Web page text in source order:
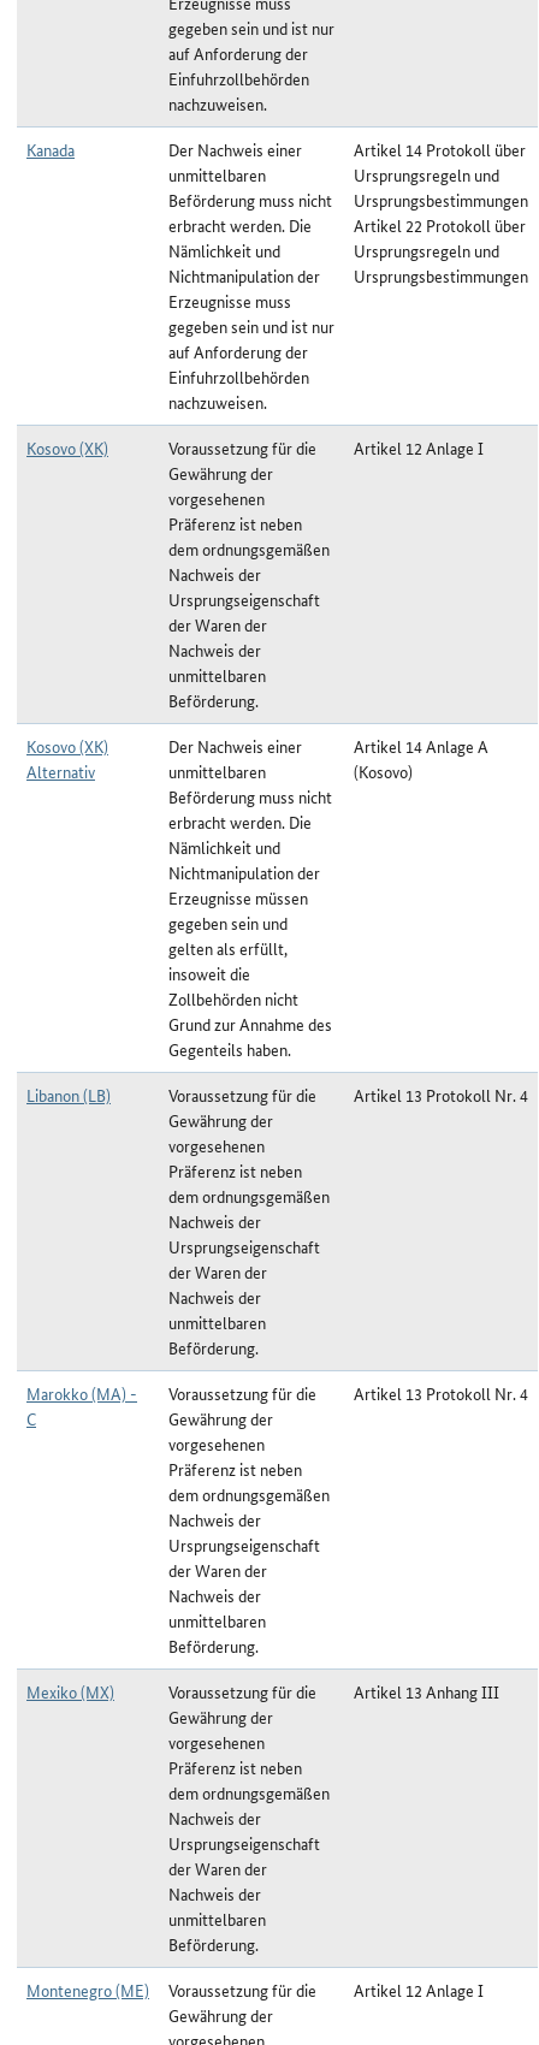
gegeben sein und ist nur
auf Anforderung der
Einfuhrzollbehörden
nachzuweisen.
Kanada
Der Nachweis einer
unmittelbaren
Beförderung muss nicht
erbracht werden. Die
Nämlichkeit und
Nichtmanipulation der
Erzeugnisse muss
gegeben sein und ist nur
auf Anforderung der
Einfuhrzollbehörden
nachzuweisen.
Artikel 14 Protokoll über
Ursprungsregeln und
Ursprungsbestimmungen
Artikel 22 Protokoll über
Ursprungsregeln und
Ursprungsbestimmungen
Kosovo (XK)
Voraussetzung für die
Gewährung der
vorgesehenen
Präferenz ist neben
dem ordnungsgemäßen
Nachweis der
Ursprungseigenschaft
der Waren der
Nachweis der
unmittelbaren
Beförderung.
Artikel 12 Anlage I
Kosovo (XK)
Alternativ
Der Nachweis einer
unmittelbaren
Beförderung muss nicht
erbracht werden. Die
Nämlichkeit und
Nichtmanipulation der
Erzeugnisse müssen
gegeben sein und
gelten als erfüllt,
insoweit die
Zollbehörden nicht
Grund zur Annahme des
Gegenteils haben.
Artikel 14 Anlage A
(Kosovo)
Libanon (LB)
Voraussetzung für die
Gewährung der
vorgesehenen
Präferenz ist neben
dem ordnungsgemäßen
Nachweis der
Ursprungseigenschaft
der Waren der
Nachweis der
unmittelbaren
Beförderung.
Artikel 13 Protokoll Nr. 4
Marokko (MA) -
C
Voraussetzung für die
Gewährung der
vorgesehenen
Präferenz ist neben
dem ordnungsgemäßen
Nachweis der
Ursprungseigenschaft
der Waren der
Nachweis der
unmittelbaren
Beförderung.
Artikel 13 Protokoll Nr. 4
Mexiko (MX)
Voraussetzung für die
Gewährung der
vorgesehenen
Präferenz ist neben
dem ordnungsgemäßen
Nachweis der
Ursprungseigenschaft
der Waren der
Nachweis der
unmittelbaren
Beförderung.
Artikel 13 Anhang III
Montenegro (ME)
Voraussetzung für die
Gewährung der
vorgesehenen
Artikel 12 Anlage I